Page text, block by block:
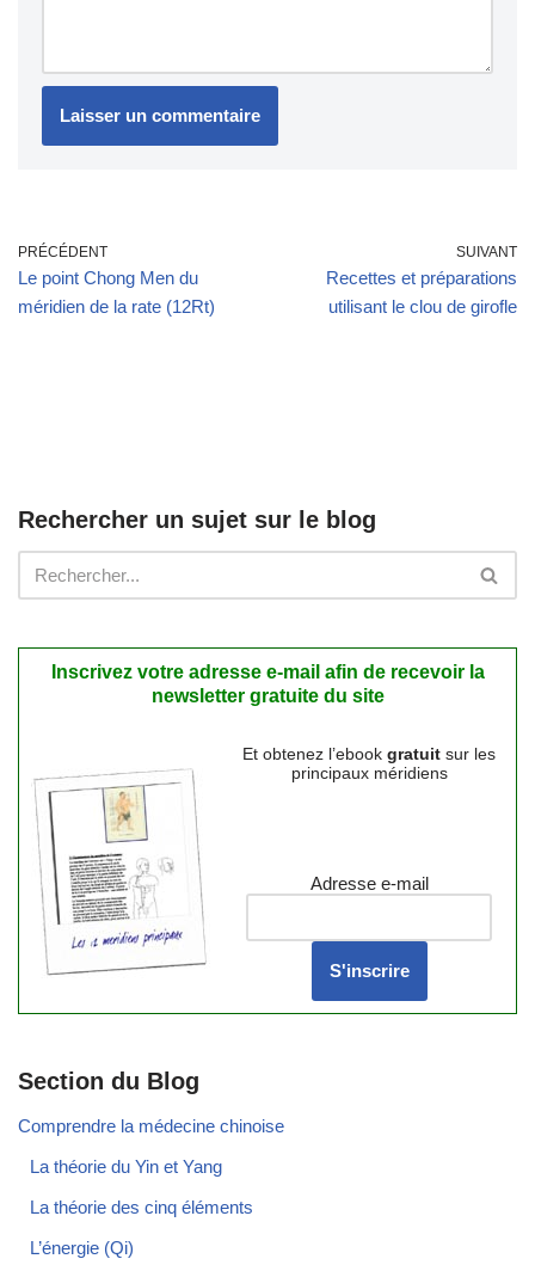
PRÉCÉDENT
Le point Chong Men du
méridien de la rate (12Rt)
SUIVANT
Recettes et préparations
utilisant le clou de girofle
Rechercher un sujet sur le blog
Inscrivez votre adresse e-mail afin de recevoir la
newsletter gratuite du site
Et obtenez l’ebook gratuit sur les
principaux méridiens
Adresse e-mail
Section du Blog
Comprendre la médecine chinoise
La théorie du Yin et Yang
La théorie des cinq éléments
L’énergie (Qi)